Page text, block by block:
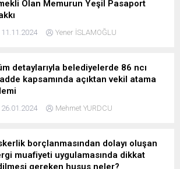
Olan Memurun Yeşil Pasaport
11.11.2024 Yener İSLAMOĞLU
detaylarıyla belediyelerde 86 ncı
kapsamında açıktan vekil atama
26.01.2024 Mehmet YURDCU
borçlanmasından dolayı oluşan
muafiyeti uygulamasında dikkat
gereken husus neler?